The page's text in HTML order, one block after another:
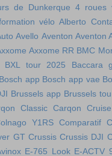
de Dunkerque 4 roues
vélo Alberto
Avello Aventon Aventon
Axxome RR BMC
BXL tour 2025
Baccara
Bosch app Bosch app vae
Brussels app Brussels
Classic Carqon Cruise
Y1RS Comparatif
GT Crussis Crussis DJI
E-765 Look E-ACTV